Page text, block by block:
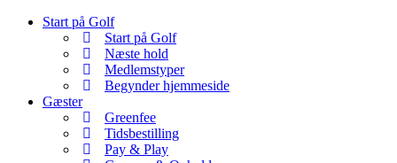
Start på Golf
Start på Golf
Næste hold
Medlemstyper
Begynder hjemmeside
Gæster
Greenfee
Tidsbestilling
Pay & Play